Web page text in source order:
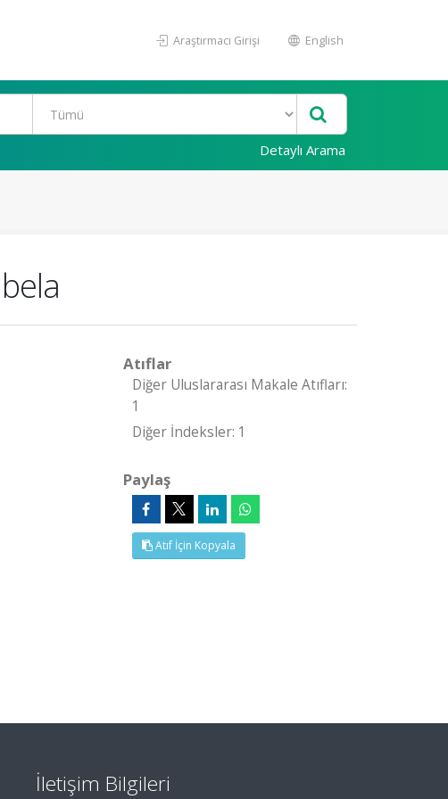
Araştırmacı Girişi English
Detaylı Arama
Atıflar
Diğer Uluslararası Makale Atıfları:
1
Diğer İndeksler: 1
Paylaş
Atıf İçin Kopyala
İletişim Bilgileri